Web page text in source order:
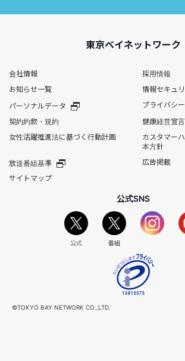
東京ベイネットワーク
会社情報
採用情報
お知らせ一覧
情報セキュ
パーソナルデータ
プライバシ
契約約款・規約
健康経営宣言
女性活躍推進法に基づく行動計画
カスタマー
本方針
放送番組基準
広告掲載
サイトマップ
公式SNS
公式 番組
©TOKYO BAY NETWORK CO.,LTD.